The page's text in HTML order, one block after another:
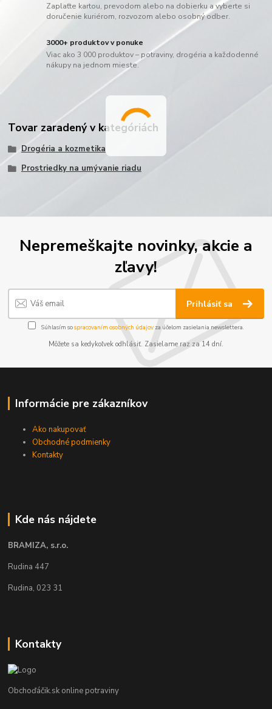
Zaplaťte kartou, prevodom alebo na dobierku a vyberte si
doručenie kuriérom, rozvozom alebo osobný odber.
3000+ produktov v ponuke
Viac ako 3 000 produktov – potraviny, drogéria a každodenné
nákupy na jednom mieste.
Tovar zaradený v kategóriách
Drogéria a kozmetika
Prostriedky na umývanie riadu
Nepremeškajte novinky, akcie a
zľavy!
Prihlásiť sa
Súhlasím sospracovaním osobných údajov za účelom zasielania newslettera.
Môžete sa kedykoľvek odhlásiť. Zasielame raz za 14 dní.
Informácie pre zákazníkov
Ako nakupovať
Obchodné podmienky
Kontakty
Kde nás nájdete
BRAMIZA, s.r.o.
Rudina 447
Rudina, 023 31
Kontakty
Obchoďáčik.sk online potraviny